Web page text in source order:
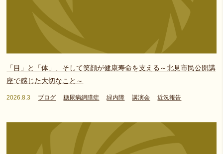
「目」と「体」、そして笑顔が健康寿命を支える～北見市民公開講
座で感じた大切なこと～
2026.8.3 ブログ 糖尿病網膜症 緑内障 講演会 近況報告